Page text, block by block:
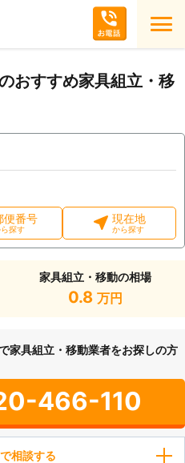
おすすめ家具組立・移
便番号
探す
現在地
から探す
家具組立・移動の相場
0.8 万円
家具組立・移動業者をお探しの方
466-110
相談する